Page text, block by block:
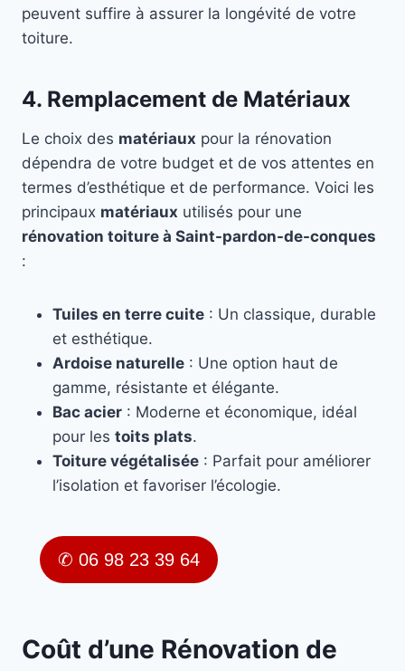
peuvent suffire à assurer la longévité de votre
toiture.
4. Remplacement de Matériaux
Le choix des matériaux pour la rénovation
dépendra de votre budget et de vos attentes en
termes d’esthétique et de performance. Voici les
principaux matériaux utilisés pour une
rénovation toiture à Saint-pardon-de-conques
:
Tuiles en terre cuite : Un classique, durable
et esthétique.
Ardoise naturelle : Une option haut de
gamme, résistante et élégante.
Bac acier : Moderne et économique, idéal
pour les toits plats.
Toiture végétalisée : Parfait pour améliorer
l’isolation et favoriser l’écologie.
✆ 06 98 23 39 64
Coût d’une Rénovation de